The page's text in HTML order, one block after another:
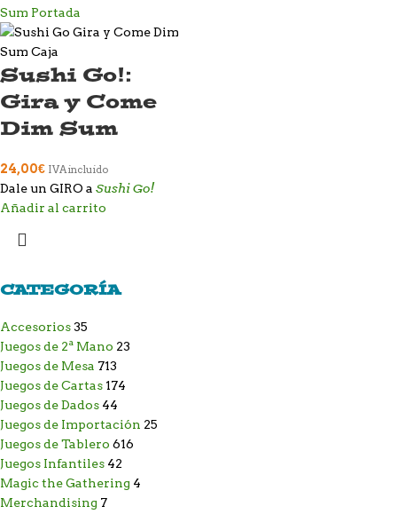
CATEGORÍA
Accesorios35
Juegos de 2ª Mano 23
Juegos de Mesa 713
Juegos de Cartas 174
Juegos de Dados 44
Juegos de Importación 25
Juegos de Tablero 616
Juegos Infantiles 42
Magic the Gathering 4
Merchandising 7
Sushi Go!:
Gira y Come
Dim Sum
24,00€ IVA incluido
Dale un GIRO a Sushi Go!
Añadir al carrito